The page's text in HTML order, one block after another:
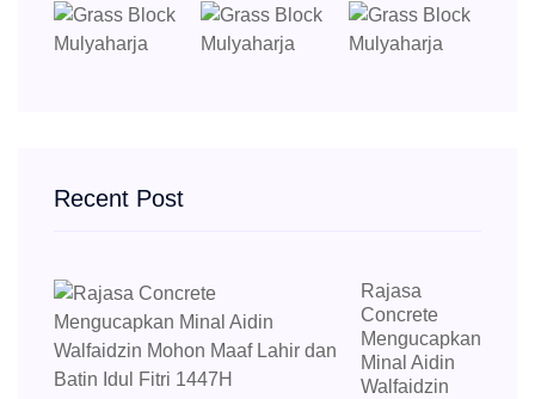
Recent Post
Rajasa
Concrete
Mengucapkan
Minal Aidin
Walfaidzin